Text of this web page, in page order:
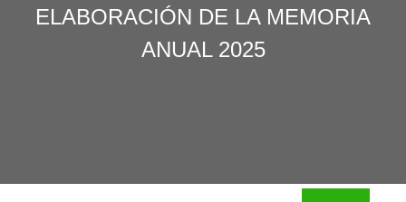
ELABORACIÓN DE LA MEMORIA
ANUAL 2025